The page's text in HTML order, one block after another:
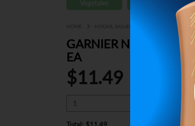
HOME HOGAR, SALUD Y BELLEZA CUIDADO
GARNIER NUTRISSE
EA
$11.49